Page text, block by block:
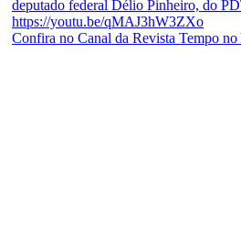
Confira no Canal da Revista Tempo